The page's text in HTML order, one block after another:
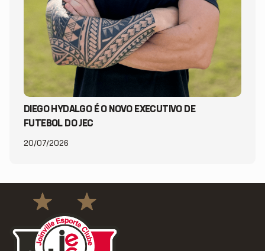
DIEGO HYDALGO É O NOVO EXECUTIVO DE
FUTEBOL DO JEC
20/07/2026